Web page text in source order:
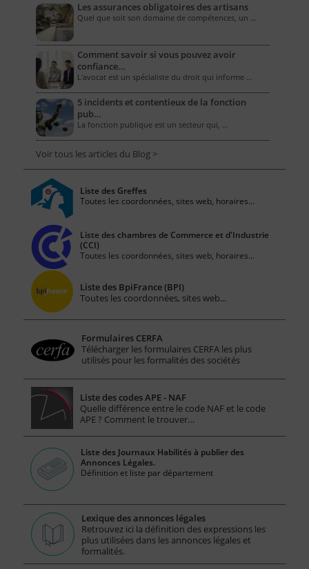
Les assurances obligatoires des artisans
Quel que soit son domaine de compétences, un …
Comment savoir si vous pouvez avoir
confiance…
L'avocat est un spécialiste du droit qui informe …
5 incidents et contentieux de la fonction
pub…
La fonction publique est un secteur qui, …
Voir tous les articles du Blog >
Liste des Greffes
Toutes les coordonnées, sites web, horaires...
Liste des chambres de Commerce et d'Industrie
(CCI)
Toutes les coordonnées, sites web, horaires...
Liste des BpiFrance (BPI)
Toutes les coordonnées, sites web...
Formulaires CERFA
Télécharger les formulaires CERFA les plus
utilisés pour les formalités des sociétés
Liste des codes APE - NAF
Quelle différence entre le code NAF et le code
APE ? Comment le trouver…
Liste des Journaux Habilités à publier des
Annonces Légales.
Définition et liste par département
Lexique des annonces légales
Retrouvez ici la définition des expressions les
plus utilisées dans les annonces légales et
formalités.